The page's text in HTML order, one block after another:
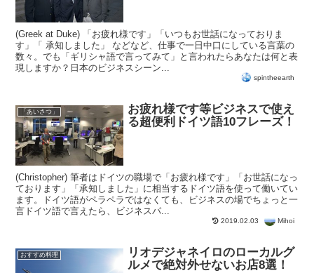
(Greek at Duke) 「お疲れ様です」「いつもお世話になっておりま
す」「 承知しました」 などなど、仕事で一日中口にしている言葉の
数々。でも「ギリシャ語で言ってみて」と言われたらあなたは何と表
現しますか？日本のビジネスシーン...
spintheearth
「あいさつ」
お疲れ様です等ビジネスで使え
る超便利ドイツ語10フレーズ！
(Christopher) 筆者はドイツの職場で「お疲れ様です」「お世話になっ
ております」「承知しました」に相当するドイツ語を使って働いてい
ます。ドイツ語がペラペラではなくても、ビジネスの場でちょっと一
言ドイツ語で言えたら、ビジネスパ...
2019.02.03 Mihoi
おすすめ料理
リオデジャネイロのローカルグ
ルメで絶対外せないお店8選！